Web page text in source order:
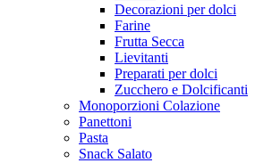
Decorazioni per dolci
Farine
Frutta Secca
Lievitanti
Preparati per dolci
Zucchero e Dolcificanti
Monoporzioni Colazione
Panettoni
Pasta
Snack Salato